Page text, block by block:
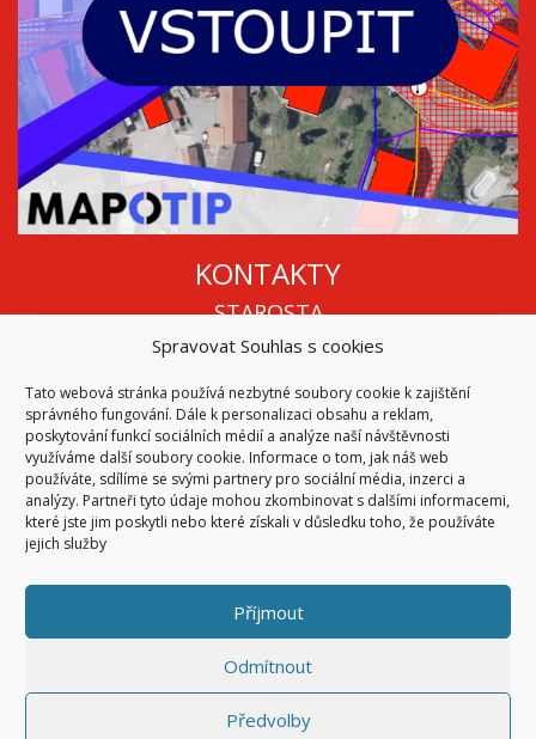
Spravovat Souhlas s cookies
Tato webová stránka používá nezbytné soubory cookie k zajištění
správného fungování. Dále k personalizaci obsahu a reklam,
poskytování funkcí sociálních médií a analýze naší návštěvnosti
využíváme další soubory cookie. Informace o tom, jak náš web
používáte, sdílíme se svými partnery pro sociální média, inzerci a
analýzy. Partneři tyto údaje mohou zkombinovat s dalšími informacemi,
které jste jim poskytli nebo které získali v důsledku toho, že používáte
jejich služby
Příjmout
Odmítnout
Předvolby
KONTAKTY
STAROSTA
Mgr. Roman Vala
info@oukojetice.cz
ÚŘEDNÍ HODINY
Po, St: 15:30 - 16:30
Všechny kontakty | Kde nás najdete
© 2026Obec Kojetice na Moravě
Všechna práva vyhrazena
Code & Design bySymphony Digital